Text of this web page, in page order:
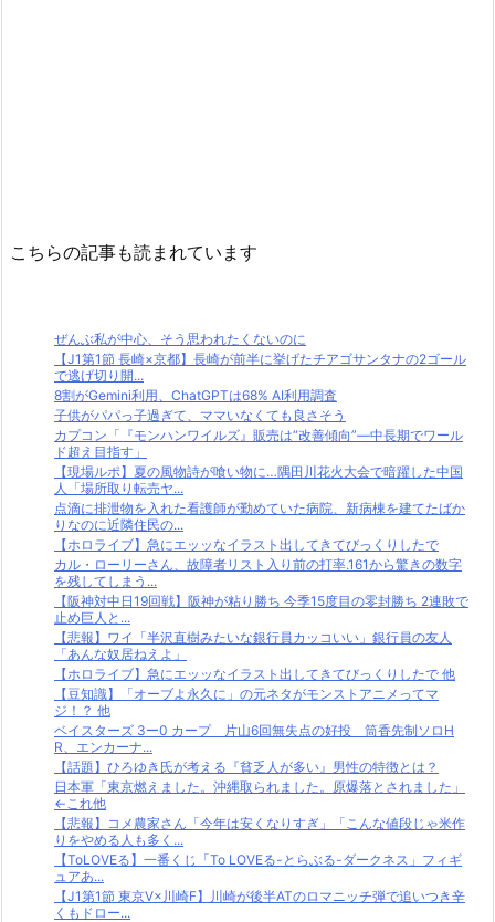
こちらの記事も読まれています
ぜんぶ私が中心、そう思われたくないのに
【J1第1節 長崎×京都】長崎が前半に挙げたチアゴサンタナの2ゴール
で逃げ切り開...
8割がGemini利用、ChatGPTは68% AI利用調査
子供がパパっ子過ぎて、ママいなくても良さそう
カプコン「『モンハンワイルズ』販売は“改善傾向”―中長期でワール
ド超え目指す」
【現場ルポ】夏の風物詩が喰い物に…隅田川花火大会で暗躍した中国
人「場所取り転売ヤ...
点滴に排泄物を入れた看護師が勤めていた病院、新病棟を建てたばか
りなのに近隣住民の...
【ホロライブ】急にエッッなイラスト出してきてびっくりしたで
カル・ローリーさん、故障者リスト入り前の打率.161から驚きの数字
を残してしまう...
【阪神対中日19回戦】阪神が粘り勝ち 今季15度目の零封勝ち 2連敗で
止め巨人と...
【悲報】ワイ「半沢直樹みたいな銀行員カッコいい」銀行員の友人
「あんな奴居ねえよ」
【ホロライブ】急にエッッなイラスト出してきてびっくりしたで 他
【豆知識】「オーブよ永久に」の元ネタがモンストアニメってマ
ジ！？ 他
ベイスターズ 3ー0 カープ 片山6回無失点の好投 筒香先制ソロH
R、エンカーナ...
【話題】ひろゆき氏が考える『貧乏人が多い』男性の特徴とは？
日本軍「東京燃えました。沖縄取られました。原爆落とされました」
←これ他
【悲報】コメ農家さん「今年は安くなりすぎ」「こんな値段じゃ米作
りをやめる人も多く...
【ToLOVEる】一番くじ「To LOVEる-とらぶる-ダークネス」フィギ
ュアあ...
【J1第1節 東京V×川崎F】川崎が後半ATのロマニッチ弾で追いつき辛
くもドロー...